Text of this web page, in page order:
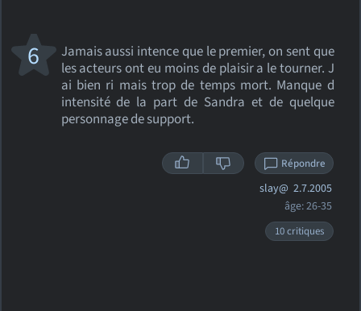
Jamais aussi intence que le premier, on sent que
les acteurs ont eu moins de plaisir a le tourner. J
ai bien ri mais trop de temps mort. Manque d
intensité de la part de Sandra et de quelque
personnage de support.
6
Répondre
slay@ 2.7.2005
âge: 26-35
10 critiques